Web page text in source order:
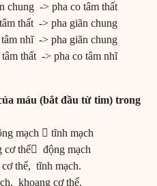
chung -> pha co tâm thất
thất -> pha giãn chung
nhĩ -> pha giãn chung
thất -> pha co tâm nhĩ
máu (bắt đầu từ tim) trong
mạch  tĩnh mạch
thể động mạch
thể, tĩnh mạch.
khoang cơ thể.